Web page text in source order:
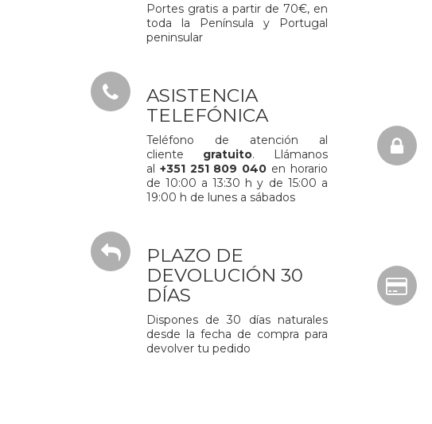
Portes gratis a partir de 70€, en
toda la Península y Portugal
peninsular
ASISTENCIA
TELEFÓNICA
Teléfono de atención al
cliente gratuito. Llámanos
al +351 251 809 040 en horario
de 10:00 a 13:30 h y de 15:00 a
19:00 h de lunes a sábados
PLAZO DE
DEVOLUCIÓN 30
DÍAS
Dispones de 30 días naturales
desde la fecha de compra para
devolver tu pedido